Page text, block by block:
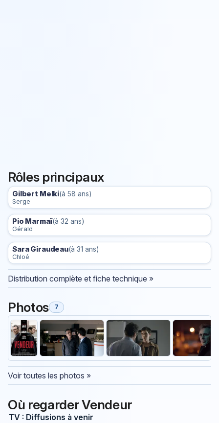
Rôles principaux
Gilbert Melki(à 58 ans)
Serge
Pio Marmaï(à 32 ans)
Gérald
Sara Giraudeau(à 31 ans)
Chloé
Distribution complète et fiche technique »
Photos 7
Voir toutes les photos »
Où regarder Vendeur
TV : Diffusions à venir